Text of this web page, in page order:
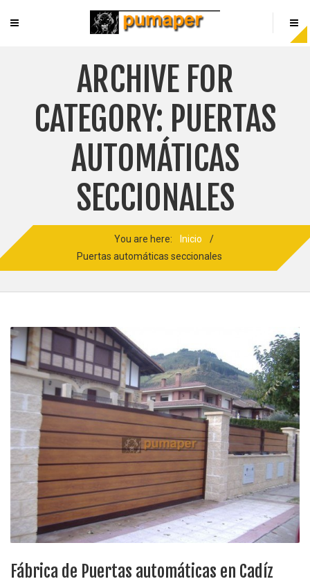
ARCHIVE FOR
CATEGORY: PUERTAS
AUTOMÁTICAS
SECCIONALES
You are here: Inicio
/
Puertas automáticas seccionales
Fábrica de Puertas automáticas en Cadíz